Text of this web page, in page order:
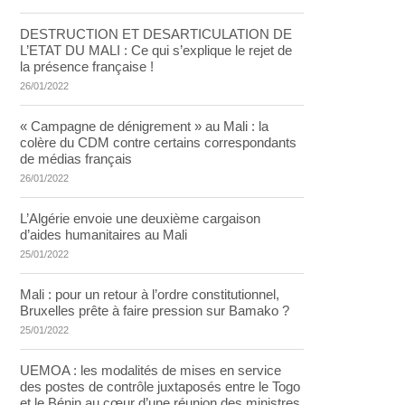
DESTRUCTION ET DESARTICULATION DE
L’ETAT DU MALI : Ce qui s’explique le rejet de
la présence française !
26/01/2022
« Campagne de dénigrement » au Mali : la
colère du CDM contre certains correspondants
de médias français
26/01/2022
L’Algérie envoie une deuxième cargaison
d’aides humanitaires au Mali
25/01/2022
Mali : pour un retour à l’ordre constitutionnel,
Bruxelles prête à faire pression sur Bamako ?
25/01/2022
UEMOA : les modalités de mises en service
des postes de contrôle juxtaposés entre le Togo